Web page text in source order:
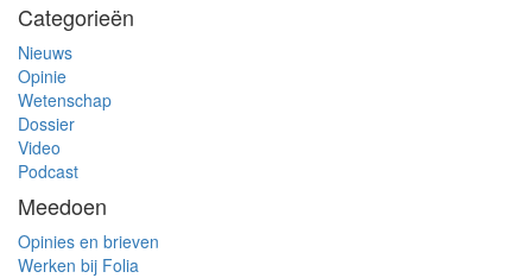
Categorieën
Nieuws
Opinie
Wetenschap
Dossier
Video
Podcast
Meedoen
Opinies en brieven
Werken bij Folia